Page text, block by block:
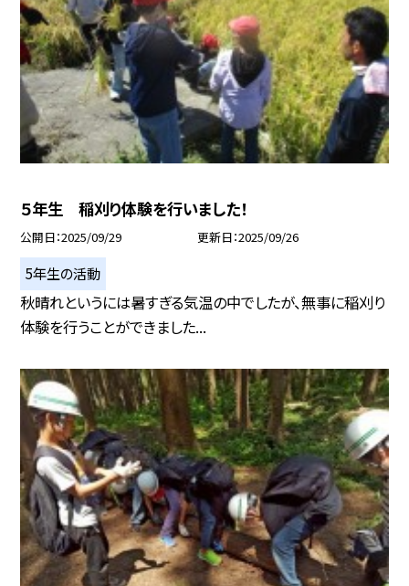
５年生 稲刈り体験を行いました！
公開日 2025/09/29 更新日 2025/09/26
5年生の活動
秋晴れというには暑すぎる気温の中でしたが、無事に稲刈り
体験を行うことができました...